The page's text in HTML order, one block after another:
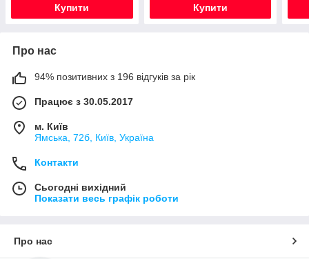
Купити Купити
Про нас
94% позитивних з 196 відгуків за рік
Працює з 30.05.2017
м. Київ
Ямська, 72б, Київ, Україна
Контакти
Сьогодні вихідний
Показати весь графік роботи
Про нас